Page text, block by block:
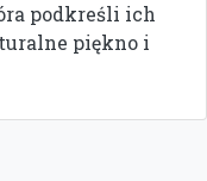
podkreśli ich
piękno i